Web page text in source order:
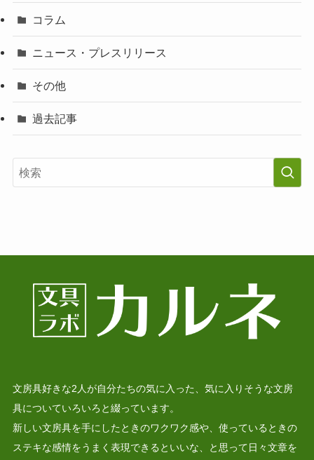
コラム
ニュース・プレスリリース
その他
過去記事
文房具好きな2人が自分たちの気に入った、気に入りそうな文房
具についていろいろと綴っています。
新しい文房具を手にしたときのワクワク感や、使っているときの
ステキな感情をうまく表現できるといいな、と思って日々文章を